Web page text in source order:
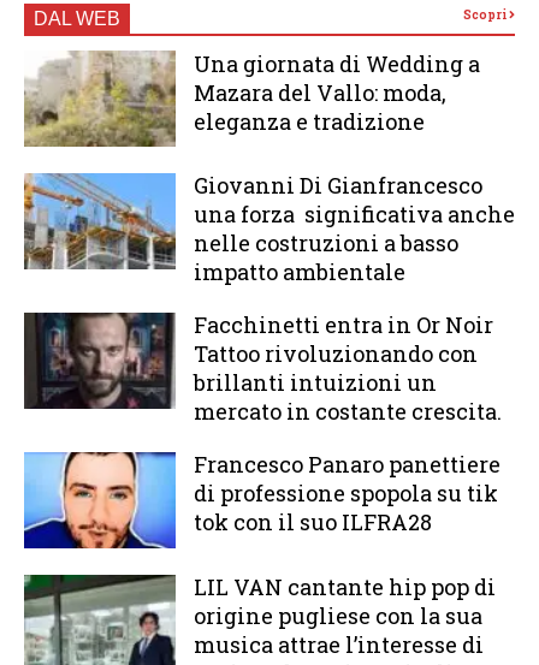
DAL WEB Scopri
Una giornata di Wedding a
Mazara del Vallo: moda,
eleganza e tradizione
Giovanni Di Gianfrancesco
una forza significativa anche
nelle costruzioni a basso
impatto ambientale
Facchinetti entra in Or Noir
Tattoo rivoluzionando con
brillanti intuizioni un
mercato in costante crescita.
Francesco Panaro panettiere
di professione spopola su tik
tok con il suo ILFRA28
LIL VAN cantante hip pop di
origine pugliese con la sua
musica attrae l’interesse di